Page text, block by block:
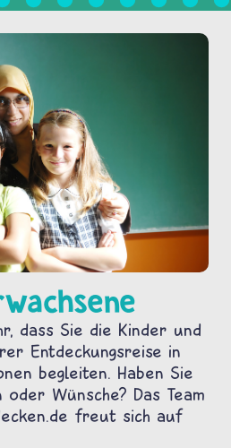
dass Sie die Kinder und
Entdeckungsreise in
begleiten. Haben Sie
oder Wünsche? Das Team
freut sich auf